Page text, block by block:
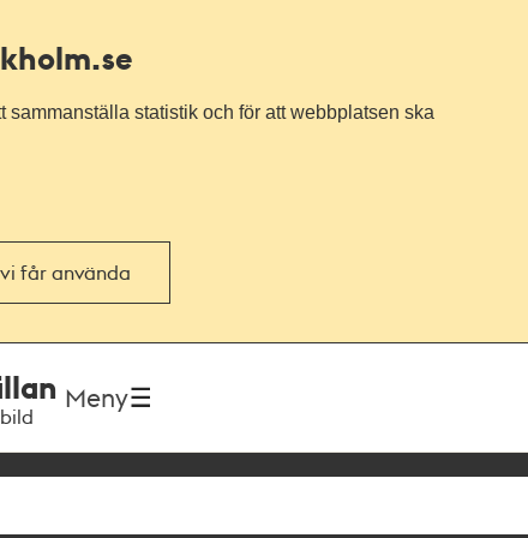
statistik och för att webbplatsen ska
får använda
Meny